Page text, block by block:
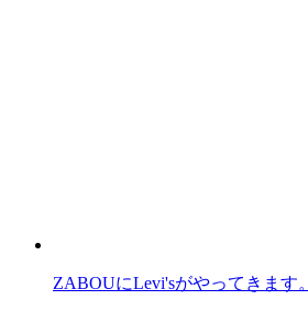
ZABOUにLevi'sがやってきます。